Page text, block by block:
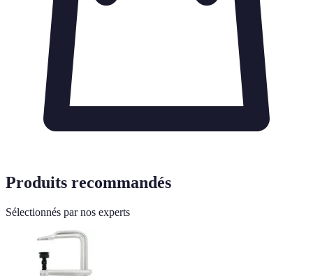
Produits recommandés
Sélectionnés par nos experts